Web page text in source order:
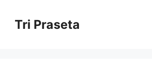
contentTri Praseta